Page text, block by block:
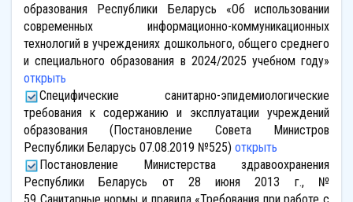
образования Республики Беларусь «Об использовании
современных информационно-коммуникационных
технологий в учреждениях дошкольного, общего среднего
и специального образования в 2024/2025 учебном году»
открыть
Специфические санитарно-эпидемиологические
требования к содержанию и эксплуатации учреждений
образования(Постановление Совета Министров
Республики Беларусь 07.08.2019 №525) открыть
Постановление Министерства здравоохранения
Республики Беларусь от 28 июня 2013 г., №